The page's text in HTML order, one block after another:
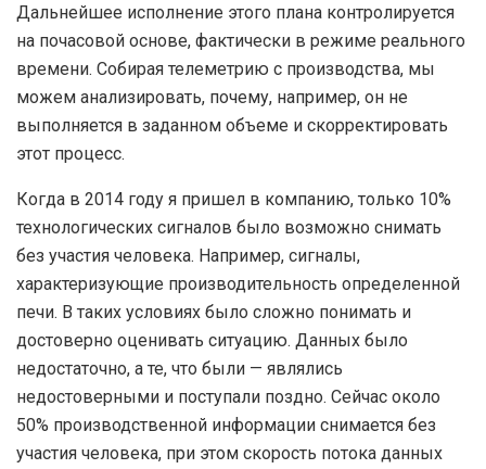
Дальнейшее исполнение этого плана контролируется
на почасовой основе, фактически в режиме реального
времени. Собирая телеметрию с производства, мы
можем анализировать, почему, например, он не
выполняется в заданном объеме и скорректировать
этот процесс.
Когда в 2014 году я пришел в компанию, только 10%
технологических сигналов было возможно снимать
без участия человека. Например, сигналы,
характеризующие производительность определенной
печи. В таких условиях было сложно понимать и
достоверно оценивать ситуацию. Данных было
недостаточно, а те, что были — являлись
недостоверными и поступали поздно. Сейчас около
50% производственной информации снимается без
участия человека, при этом скорость потока данных